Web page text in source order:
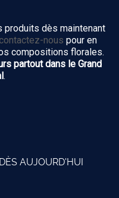
produits dès maintenant
nous pour en
compositions florales.
partout dans le Grand
.
AUJOURD'HUI